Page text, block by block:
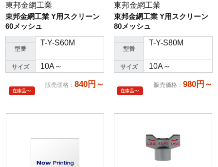
東邦金網工業
東邦金網工業 Y用スクリーン
60メッシュ
型番
T-Y-S60M
サイズ 10A～
販売価格 ： 840円～
東邦金網工業
東邦金網工業 Y用スクリーン
80メッシュ
型番
T-Y-S80M
サイズ 10A～
販売価格 ： 980円～